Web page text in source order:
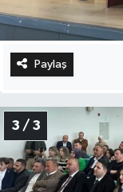
Paylaş
3 / 3